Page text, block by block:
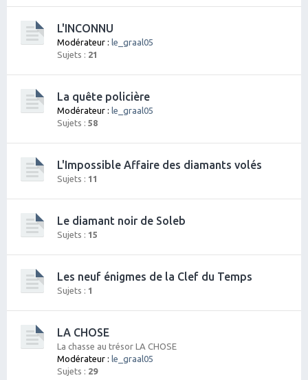
L'INCONNU
Modérateur : le_graal05
Sujets : 21
La quête policière
Modérateur : le_graal05
Sujets : 58
L'Impossible Affaire des diamants volés
Sujets : 11
Le diamant noir de Soleb
Sujets : 15
Les neuf énigmes de la Clef du Temps
Sujets : 1
LA CHOSE
La chasse au trésor LA CHOSE
Modérateur : le_graal05
Sujets : 29